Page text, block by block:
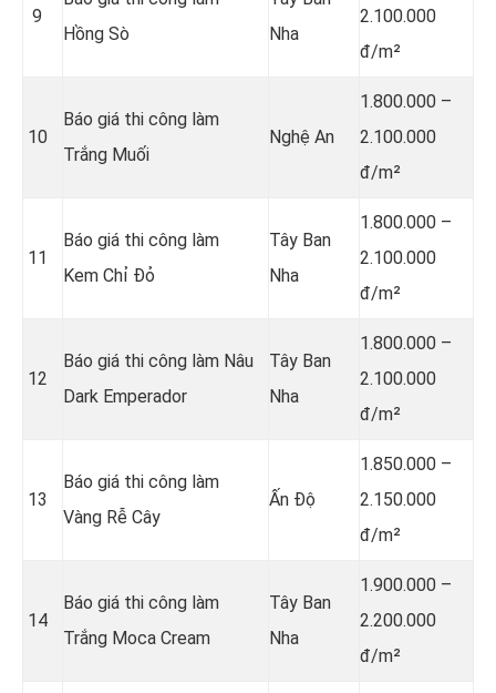
9
Hồng Sò
Nha
2.100.000
đ/m²
10
Báo giá thi công làm
Trắng Muối
Nghệ An
1.800.000 –
2.100.000
đ/m²
11
Báo giá thi công làm
Kem Chỉ Đỏ
Tây Ban
Nha
1.800.000 –
2.100.000
đ/m²
12
Báo giá thi công làm Nâu
Dark Emperador
Tây Ban
Nha
1.800.000 –
2.100.000
đ/m²
13
Báo giá thi công làm
Vàng Rễ Cây
Ấn Độ
1.850.000 –
2.150.000
đ/m²
14
Báo giá thi công làm
Trắng Moca Cream
Tây Ban
Nha
1.900.000 –
2.200.000
đ/m²